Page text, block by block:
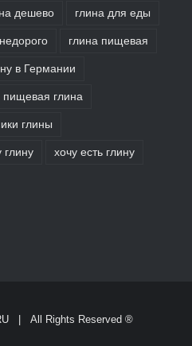
дешево глина для еды
глина пищевая
в Германии
пищевая глина
глины
глину хочу есть глину
| All Rights Reserved ®